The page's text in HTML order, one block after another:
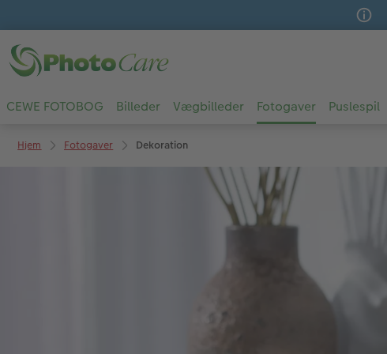
CEWE FOTOBOG Billeder Vægbilleder Fotogaver Puslespil
Hjem Fotogaver Dekoration